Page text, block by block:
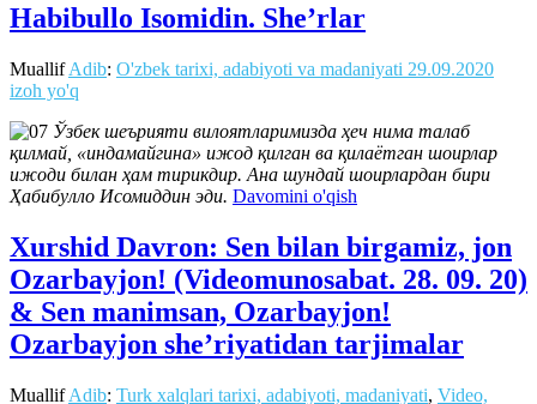
Habibullo Isomidin. She’rlar
MuallifAdib: O'zbek tarixi, adabiyoti va madaniyati 29.09.2020
izoh yo'q
Ўзбек шеърияти вилоятларимизда ҳеч нима талаб
қилмай, «индамайгина» ижод қилган ва қилаётган шоирлар
ижоди билан ҳам тирикдир. Ана шундай шоирлардан бири
Ҳабибулло Исомиддин эди. Davomini o'qish
Xurshid Davron: Sen bilan birgamiz, jon
Ozarbayjon! (Videomunosabat. 28. 09. 20)
& Sen manimsan, Ozarbayjon!
Ozarbayjon she’riyatidan tarjimalar
MuallifAdib: Turk xalqlari tarixi, adabiyoti, madaniyati, Video,